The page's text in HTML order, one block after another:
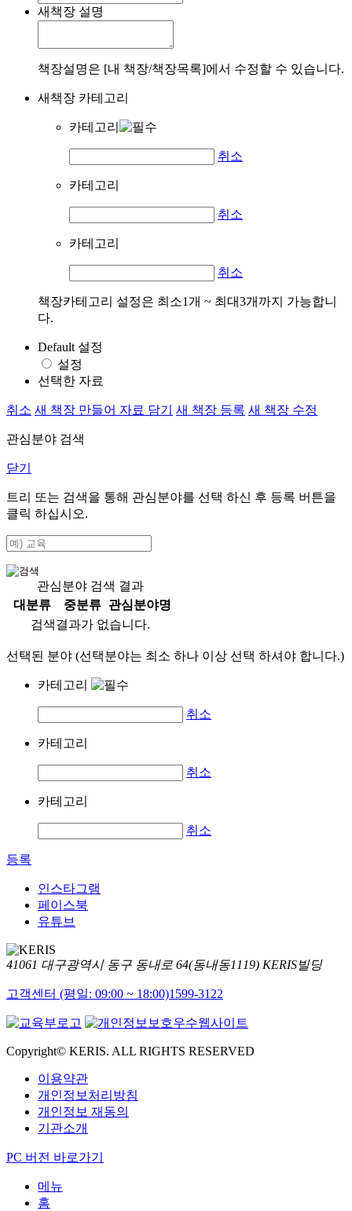
새책장 설명
책장설명은 [내 책장/책장목록]에서 수정할 수 있습니다.
새책장 카테고리
카테고리
취소
카테고리
취소
카테고리
취소
책장카테고리 설정은 최소1개 ~ 최대3개까지 가능합니
다.
Default 설정
설정
선택한 자료
취소 새 책장 만들어 자료 담기 새 책장 등록 새 책장 수정
관심분야 검색
닫기
트리 또는 검색을 통해 관심분야를 선택 하신 후 등록 버튼을
클릭 하십시오.
관심분야 검색 결과
대분류
중분류
관심분야명
검색결과가 없습니다.
선택된 분야 (선택분야는 최소 하나 이상 선택 하셔야 합니다.)
카테고리
취소
카테고리
취소
카테고리
취소
등록
인스타그램
페이스북
유튜브
41061 대구광역시 동구 동내로 64(동내동1119) KERIS빌딩
고객센터 (평일: 09:00 ~ 18:00)1599-3122
Copyright© KERIS. ALL RIGHTS RESERVED
이용약관
개인정보처리방침
개인정보 재동의
기관소개
PC 버전 바로가기
메뉴
홈